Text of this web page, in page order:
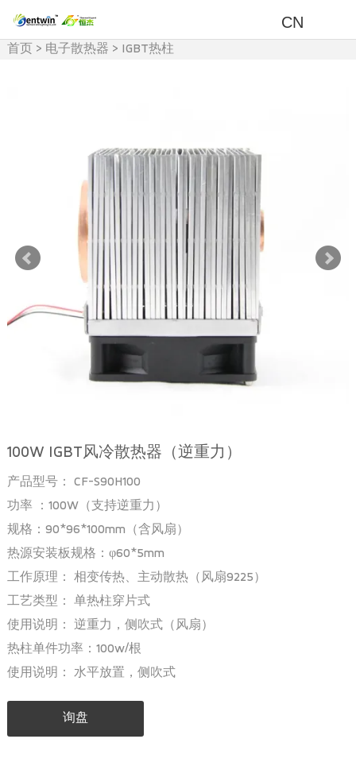
CN
首页 > 电子散热器 >
IGBT热柱
100W IGBT风冷散热器（逆重力）
产品型号： CF-S90H100
功率 ：100W（支持逆重力）
规格：90*96*100mm（含风扇）
热源安装板规格：φ60*5mm
工作原理： 相变传热、主动散热（风扇9225）
工艺类型： 单热柱穿片式
使用说明： 逆重力，侧吹式（风扇）
热柱单件功率：100w/根
使用说明： 水平放置，侧吹式
询盘